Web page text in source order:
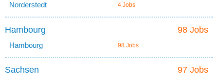
Norderstedt 4 Jobs
98 Jobs
Hambourg
Hambourg 98 Jobs
97 Jobs
Sachsen